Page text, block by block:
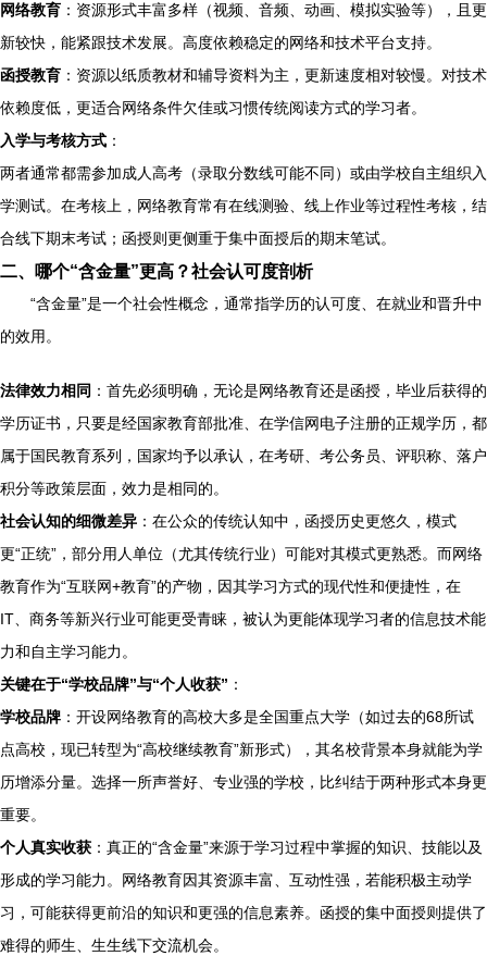
网络教育 ：资源形式丰富多样（视频、音频、动画、模拟实验等），且更
新较快，能紧跟技术发展。高度依赖稳定的网络和技术平台支持。
函授教育 ：资源以纸质教材和辅导资料为主，更新速度相对较慢。对技术
依赖度低，更适合网络条件欠佳或习惯传统阅读方式的学习者。
入学与考核方式 ：
两者通常都需参加成人高考（录取分数线可能不同）或由学校自主组织入
学测试。在考核上，网络教育常有在线测验、线上作业等过程性考核，结
合线下期末考试；函授则更侧重于集中面授后的期末笔试。
二、哪个“含金量”更高？社会认可度剖析
“含金量”是一个社会性概念，通常指学历的认可度、在就业和晋升中
的效用。
法律效力相同 ：首先必须明确，无论是网络教育还是函授，毕业后获得的
学历证书，只要是经国家教育部批准、在学信网电子注册的正规学历，都
属于国民教育系列，国家均予以承认，在考研、考公务员、评职称、落户
积分等政策层面，效力是相同的。
社会认知的细微差异 ：在公众的传统认知中，函授历史更悠久，模式
更“正统”，部分用人单位（尤其传统行业）可能对其模式更熟悉。而网络
教育作为“互联网+教育”的产物，因其学习方式的现代性和便捷性，在
IT、商务等新兴行业可能更受青睐，被认为更能体现学习者的信息技术能
力和自主学习能力。
关键在于“学校品牌”与“个人收获” ：
学校品牌 ：开设网络教育的高校大多是全国重点大学（如过去的68所试
点高校，现已转型为“高校继续教育”新形式），其名校背景本身就能为学
历增添分量。选择一所声誉好、专业强的学校，比纠结于两种形式本身更
重要。
个人真实收获 ：真正的“含金量”来源于学习过程中掌握的知识、技能以及
形成的学习能力。网络教育因其资源丰富、互动性强，若能积极主动学
习，可能获得更前沿的知识和更强的信息素养。函授的集中面授则提供了
难得的师生、生生线下交流机会。